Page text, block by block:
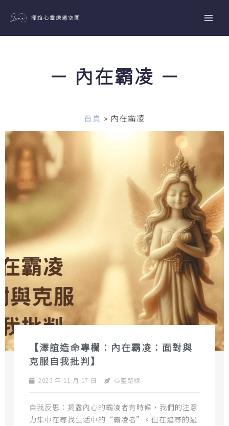
主
－ 內在霸凌 －
首頁 » 內在霸凌
【澤誼造命專欄：內在霸凌：面對與
克服自我批判】
2023 年 11 月 17 日 心靈路線
自我反思：揭露內心的霸凌者有時候，我們的注意
力集中在尋找生活中的“霸凌者”。但在追尋的過